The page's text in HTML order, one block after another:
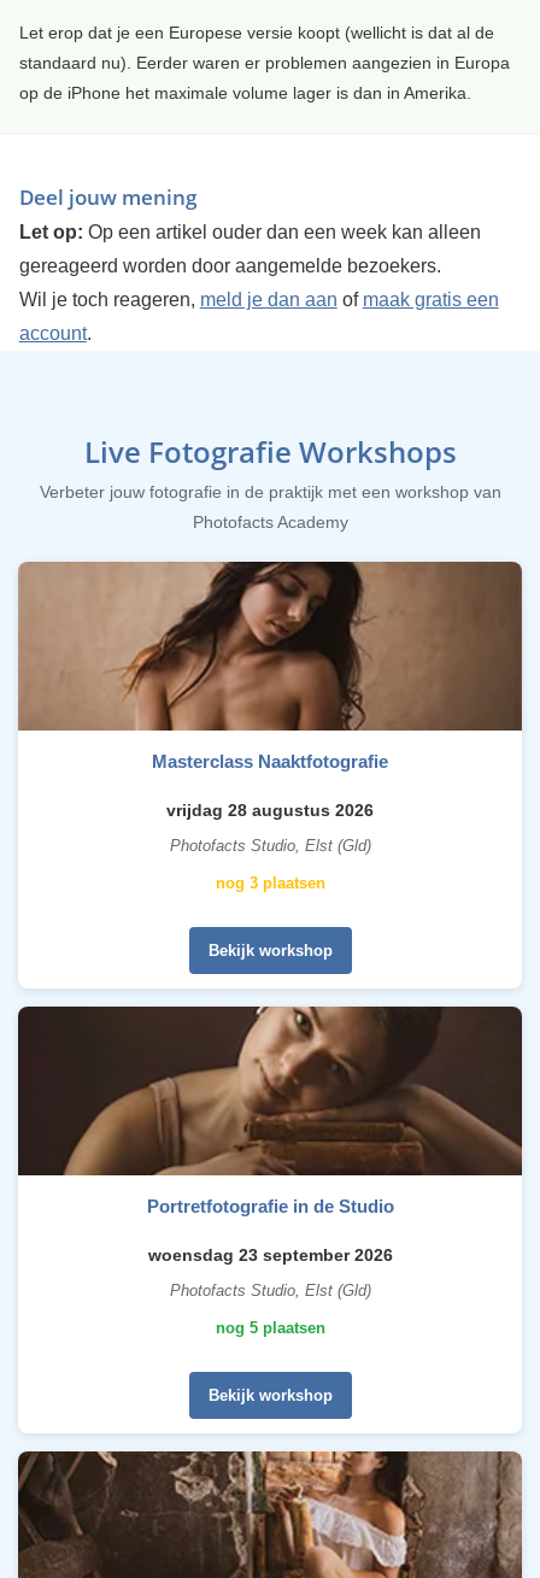
Let erop dat je een Europese versie koopt (wellicht is dat al de
standaard nu). Eerder waren er problemen aangezien in Europa
op de iPhone het maximale volume lager is dan in Amerika.
Deel jouw mening
Let op: Op een artikel ouder dan een week kan alleen
gereageerd worden door aangemelde bezoekers.
Wil je toch reageren, meld je dan aan of maak gratis een
account.
Live Fotografie Workshops
Verbeter jouw fotografie in de praktijk met een workshop van
Photofacts Academy
Masterclass Naaktfotografie
vrijdag 28 augustus 2026
Photofacts Studio, Elst (Gld)
nog 3 plaatsen
Bekijk workshop
Portretfotografie in de Studio
woensdag 23 september 2026
Photofacts Studio, Elst (Gld)
nog 5 plaatsen
Bekijk workshop